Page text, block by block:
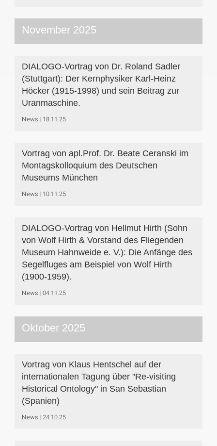
November 2025
DIALOGO-Vortrag von Dr. Roland Sadler
(Stuttgart): Der Kernphysiker Karl-Heinz
Höcker (1915-1998) und sein Beitrag zur
Uranmaschine.
News 18.11.25
Vortrag von apl.Prof. Dr. Beate Ceranski im
Montagskolloquium des Deutschen
Museums München
News 10.11.25
DIALOGO-Vortrag von Hellmut Hirth (Sohn
von Wolf Hirth & Vorstand des Fliegenden
Museum Hahnweide e. V.): Die Anfänge des
Segelfluges am Beispiel von Wolf Hirth
(1900-1959).
News 04.11.25
Oktober 2025
Vortrag von Klaus Hentschel auf der
internationalen Tagung über "Re-visiting
Historical Ontology" in San Sebastian
(Spanien)
News 24.10.25